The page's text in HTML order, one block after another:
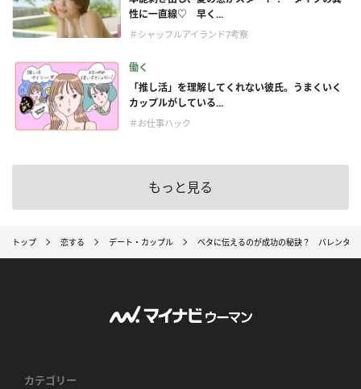
性に一直線♡ 早く...
＃シャッフルアイランド7考察
働く
「推し活」を理解してくれない彼氏。うまくいく
カップルがしている...
＃お仕事ハック
もっと見る
トップ 恋する デート・カップル ベタに伝えるのが成功の秘訣？ バレンタイ
カテゴリー